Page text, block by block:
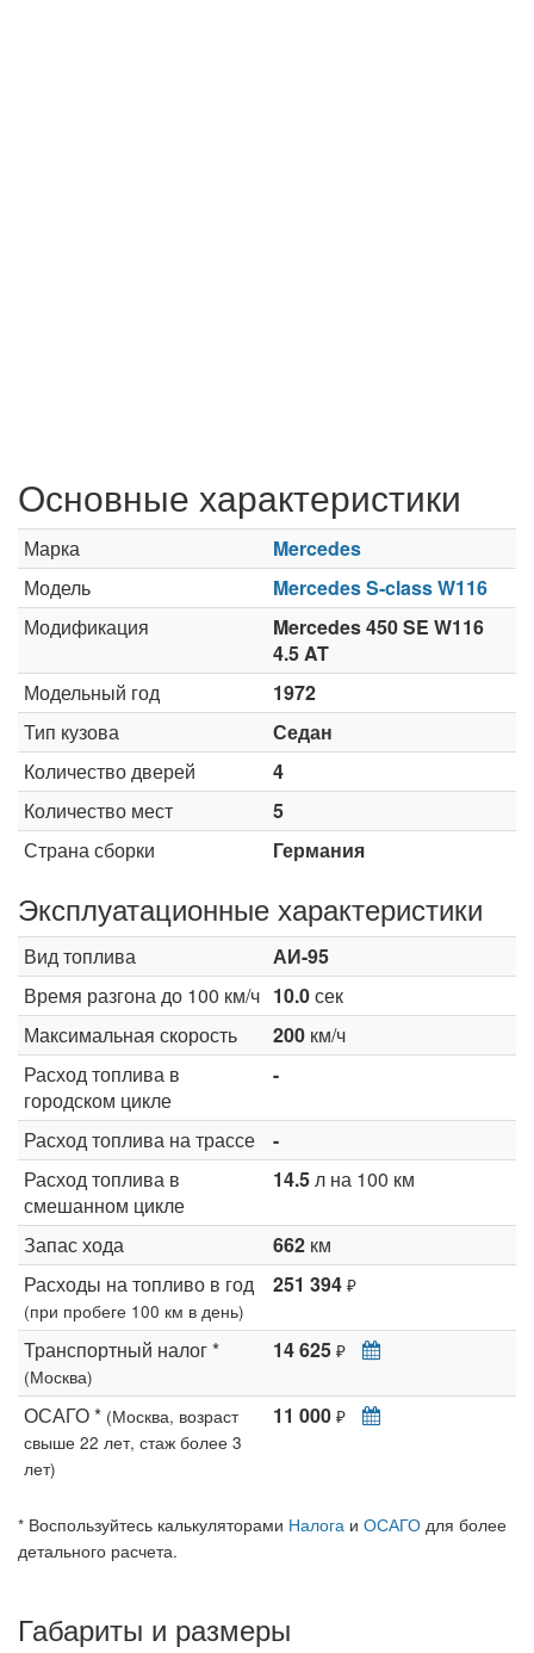
Основные характеристики
Марка
Mercedes
Модель
Mercedes S-class W116
Модификация
Mercedes 450 SE W116
4.5 AT
Модельный год
1972
Тип кузова
Седан
Количество дверей
4
Количество мест
5
Страна сборки
Германия
Эксплуатационные характеристики
Вид топлива
АИ-95
Время разгона до 100 км/ч 10.0сек
Максимальная скорость
200 км/ч
Расход топлива в
городском цикле
-
Расход топлива на трассе
-
Расход топлива в
смешанном цикле
14.5л на 100 км
Запас хода 662 км
Расходы на топливо в год
(при пробеге 100 км в день)
251 394 ₽
Транспортный налог *
(Москва)
14 625 ₽
ОСАГО * (Москва, возраст
свыше 22 лет, стаж более 3
лет)
11 000 ₽
* Воспользуйтесь калькуляторами Налога и ОСАГО для более
детального расчета.
Габариты и размеры